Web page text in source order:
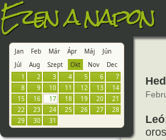
Ezen a napon
Jan Feb Már Ápr Máj
Jún
Júl
Aug Szept Okt Nov
Dec
1
2 3 4 5 6
7
8
9 10 11 12 13
14
15
16 17 18 19 20
21
22
23 24 25 26 27
28
29
30 31 Leó